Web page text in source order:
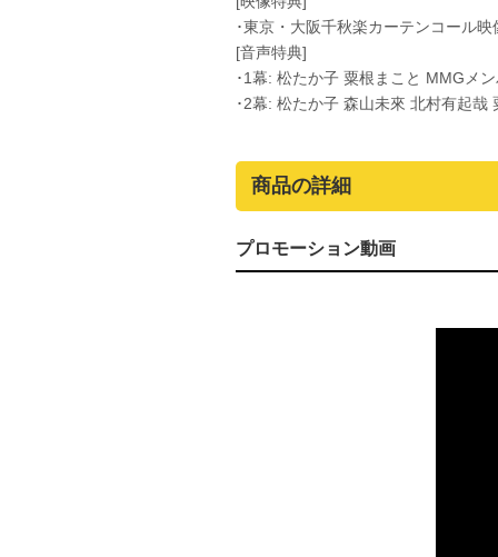
･東京・大阪千秋楽カーテンコール映
[音声特典]
･1幕: 松たか子 粟根まこと MMGメ
･2幕: 松たか子 森山未來 北村有起
商品の詳細
プロモーション動画